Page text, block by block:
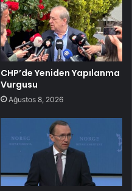
CHP’de Yeniden Yapılanma
Vurgusu
Ağustos 8, 2026